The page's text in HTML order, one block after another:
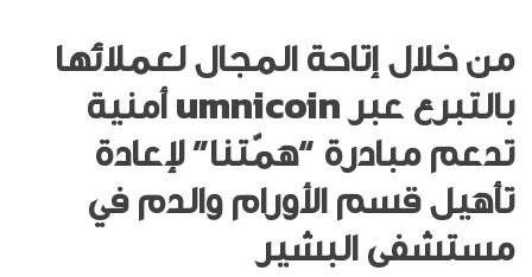
من خلال إتاحة المجال لعملائها
بالتبرع عبر umnicoin أمنية
تدعم مبادرة “همّتنا” لإعادة
تأهيل قسم الأورام والدم في
مستشفى البشير